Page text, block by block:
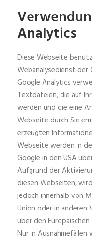
Analytics
Diese Webseite
Webanalysedienst der
Google Analytics
Textdateien, die auf
werden und die eine
Webseite durch Sie
erzeugten
Webseite werden in
Google in den USA
Aufgrund der
diesen Webseiten,
jedoch innerhalb von
Union oder in anderen
über den
Nur in Ausnahmefällen